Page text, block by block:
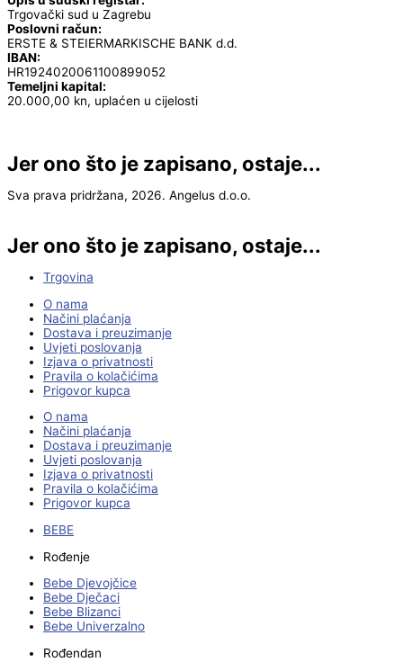
Trgovački sud u Zagrebu
Poslovni račun:
ERSTE & STEIERMARKISCHE BANK d.d.
IBAN:
HR1924020061100899052
Temeljni kapital:
20.000,00 kn, uplaćen u cijelosti
Jer ono što je zapisano, ostaje...
Sva prava pridržana, 2026. Angelus d.o.o.
Jer ono što je zapisano, ostaje...
Trgovina
O nama
Načini plaćanja
Dostava i preuzimanje
Uvjeti poslovanja
Izjava o privatnosti
Pravila o kolačićima
Prigovor kupca
O nama
Načini plaćanja
Dostava i preuzimanje
Uvjeti poslovanja
Izjava o privatnosti
Pravila o kolačićima
Prigovor kupca
BEBE
Rođenje
Bebe Djevojčice
Bebe Dječaci
Bebe Blizanci
Bebe Univerzalno
Rođendan